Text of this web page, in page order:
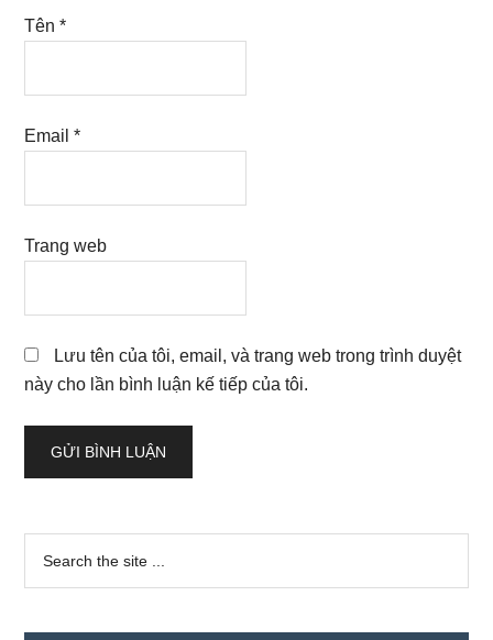
Tên*
Email*
Trang web
Lưu tên của tôi, email, và trang web trong trình duyệt
này cho lần bình luận kế tiếp của tôi.
Sidebar
chính
...